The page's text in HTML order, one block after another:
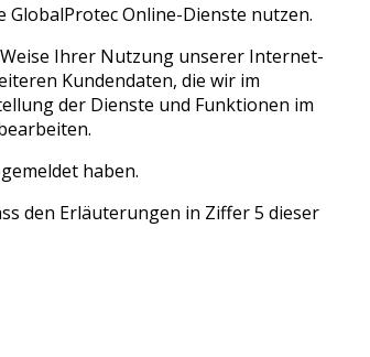
Online-Dienste nutzen.
Ihrer Nutzung unserer Internet-
Kundendaten, die wir im
der Dienste und Funktionen im
haben.
den Erläuterungen in Ziffer 5 dieser